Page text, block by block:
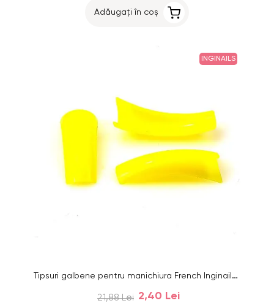
Adăugați în coș
INGINAILS
Tipsuri galbene pentru manichiura French Inginails, 100buc
21,88 Lei 2,40 Lei